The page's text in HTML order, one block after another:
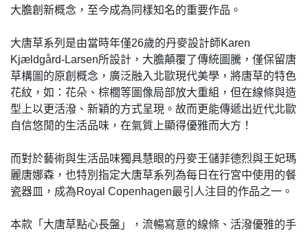
大膽創新概念，至今成為同樣知名的重要作品。
大唐草系列是由當時年僅26歲的丹麥設計師Karen
Kjældgård-Larsen所設計，大膽顛覆了傳統圖騰，僅保留唐
草構圖的原創概念，廣泛融入北歐現代美學，將唐草的特色
花紋，如：花朵、棕櫚等圖像局部放大重組，但在線條與造
型上以更活潑、新穎的方式呈現。故而更能傳遞出近代北歐
自信悠閒的生活品味，在氣質上顯得優雅而大方！
而對於藝術與生活品味獨具慧眼的丹麥王儲菲德烈與王妃瑪
麗唐娜森，也特別指定大唐草系列為每日在行宮中使用的餐
瓷器皿，成為Royal Copenhagen最引人注目的作品之一。
本款「大唐草點心長盤」，流暢寫意的線條、活潑優雅的手